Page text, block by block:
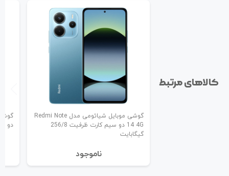
کالاهای مرتبط
گوشی موبایل شیائومی مدل Redmi Note
14 4G دو سیم کارت ظرفیت 256/8
گیگابایت
نا‌موجود
دو سیم